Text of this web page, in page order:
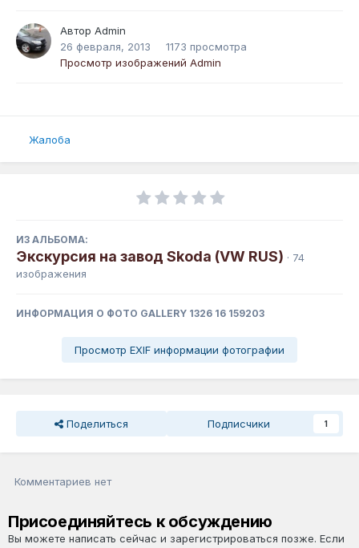
Автор Admin
26 февраля, 2013
1173 просмотра
Просмотр изображений Admin
Жалоба
ИЗ АЛЬБОМА:
Экскурсия на завод Skoda (VW RUS) · 74
изображения
ИНФОРМАЦИЯ О ФОТО GALLERY 1326 16 159203
Просмотр EXIF информации фотографии
Поделиться Подписчики 1
Комментариев нет
Присоединяйтесь к обсуждению
Вы можете написать сейчас и зарегистрироваться позже. Если